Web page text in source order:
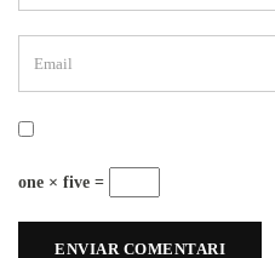
one × five =